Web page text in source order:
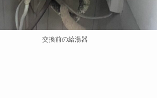
交換前の給湯器